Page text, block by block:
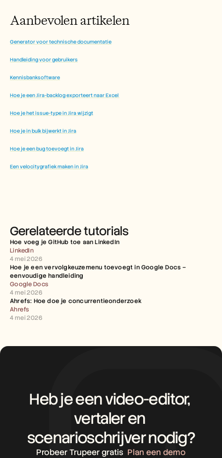
Aanbevolen artikelen
Generator voor technische documentatie
Handleiding voor gebruikers
Kennisbanksoftware
Hoe je een Jira-backlog exporteert naar Excel
Hoe je het issue-type in Jira wijzigt
Hoe je in bulk bijwerkt in Jira
Hoe je een bug toevoegt in Jira
Een velocitygrafiek maken in Jira
Gerelateerde tutorials
Hoe voeg je GitHub toe aan LinkedIn
LinkedIn
4 mei 2026
Hoe je een vervolgkeuzemenu toevoegt in Google Docs –
eenvoudige handleiding
Google Docs
4 mei 2026
Ahrefs: Hoe doe je concurrentieonderzoek
Ahrefs
4 mei 2026
Heb je een video-editor,
vertaler en
scenarioschrijver nodig?
Probeer Trupeer gratis Plan een demo